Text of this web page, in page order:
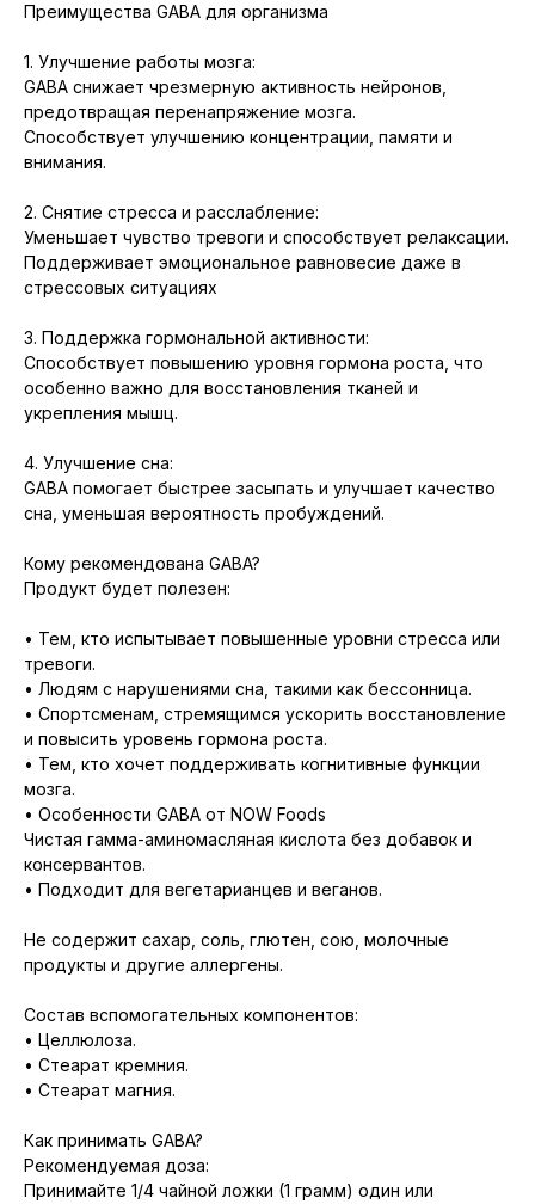
Преимущества GABA для организма
1. Улучшение работы мозга:
GABA снижает чрезмерную активность нейронов,
предотвращая перенапряжение мозга.
Способствует улучшению концентрации, памяти и
внимания.
2. Снятие стресса и расслабление:
Уменьшает чувство тревоги и способствует релаксации.
Поддерживает эмоциональное равновесие даже в
стрессовых ситуациях
3. Поддержка гормональной активности:
Способствует повышению уровня гормона роста, что
особенно важно для восстановления тканей и
укрепления мышц.
4. Улучшение сна:
GABA помогает быстрее засыпать и улучшает качество
сна, уменьшая вероятность пробуждений.
Кому рекомендована GABA?
Продукт будет полезен:
• Тем, кто испытывает повышенные уровни стресса или
тревоги.
• Людям с нарушениями сна, такими как бессонница.
• Спортсменам, стремящимся ускорить восстановление
и повысить уровень гормона роста.
• Тем, кто хочет поддерживать когнитивные функции
мозга.
• Особенности GABA от NOW Foods
Чистая гамма-аминомасляная кислота без добавок и
консервантов.
• Подходит для вегетарианцев и веганов.
Не содержит сахар, соль, глютен, сою, молочные
продукты и другие аллергены.
Состав вспомогательных компонентов:
• Целлюлоза.
• Стеарат кремния.
• Стеарат магния.
Как принимать GABA?
Рекомендуемая доза:
Принимайте 1/4 чайной ложки (1 грамм) один или